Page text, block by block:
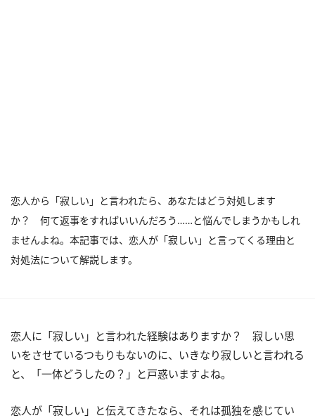
恋人から「寂しい」と言われたら、あなたはどう対処します
か？ 何て返事をすればいいんだろう……と悩んでしまうかもしれ
ませんよね。本記事では、恋人が「寂しい」と言ってくる理由と
対処法について解説します。
恋人に「寂しい」と言われた経験はありますか？ 寂しい思
いをさせているつもりもないのに、いきなり寂しいと言われる
と、「一体どうしたの？」と戸惑いますよね。
恋人が「寂しい」と伝えてきたなら、それは孤独を感じてい